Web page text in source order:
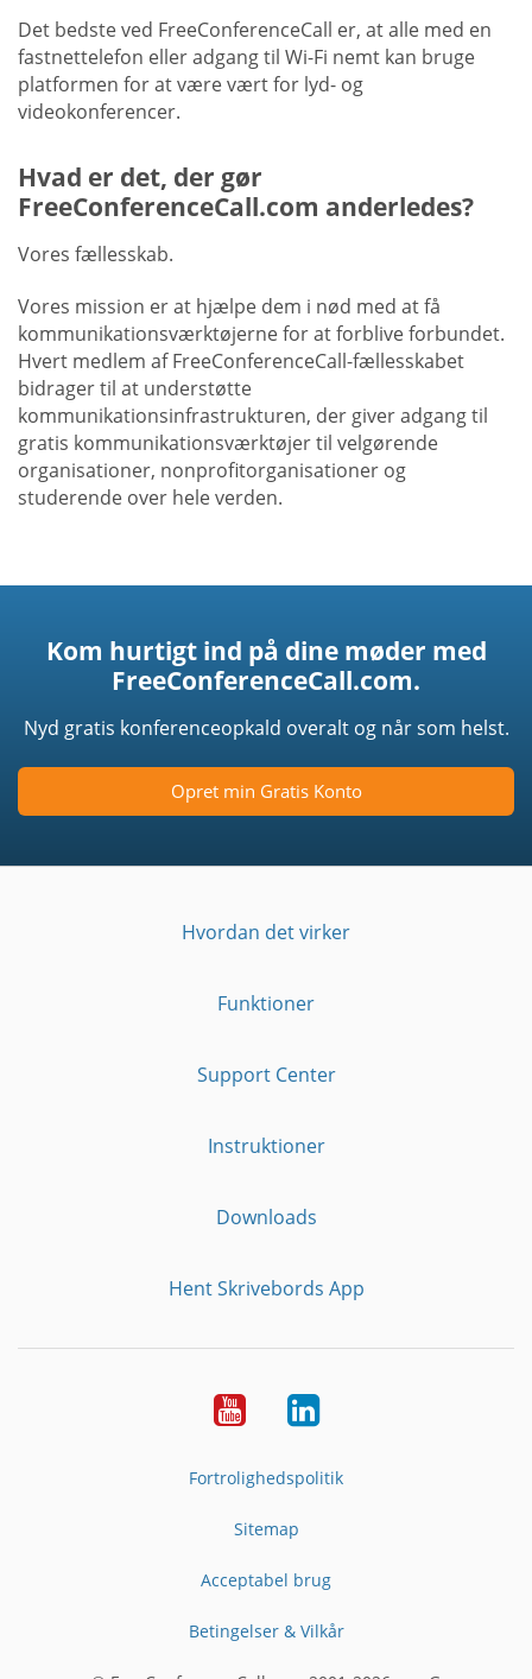
Det bedste ved FreeConferenceCall er, at alle med en
fastnettelefon eller adgang til Wi-Fi nemt kan bruge
platformen for at være vært for lyd- og
videokonferencer.
Hvad er det, der gør
FreeConferenceCall.com anderledes?
Vores fællesskab.
Vores mission er at hjælpe dem i nød med at få
kommunikationsværktøjerne for at forblive forbundet.
Hvert medlem af FreeConferenceCall-fællesskabet
bidrager til at understøtte
kommunikationsinfrastrukturen, der giver adgang til
gratis kommunikationsværktøjer til velgørende
organisationer, nonprofitorganisationer og
studerende over hele verden.
Kom hurtigt ind på dine møder med
FreeConferenceCall.com.
Nyd gratis konferenceopkald overalt og når som helst.
Opret min Gratis Konto
Hvordan det virker
Funktioner
Support Center
Instruktioner
Downloads
Hent Skrivebords App
YouTubeLinkedIn
Fortrolighedspolitik
Sitemap
Acceptabel brug
Betingelser & Vilkår